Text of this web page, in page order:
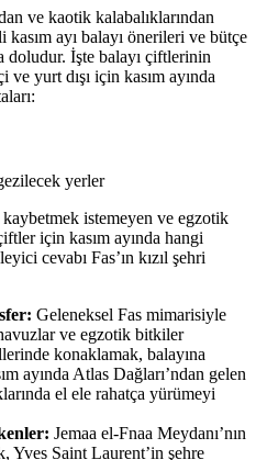
ve kaotik kalabalıklarından
kasım ayı balayı önerileri ve bütçe
doludur. İşte balayı çiftlerinin
yurt dışı için kasım ayında
kaybetmek istemeyen ve egzotik
için kasım ayında hangi
cevabı Fas’ın kızıl şehri
Geleneksel Fas mimarisiyle
ve egzotik bitkiler
konaklamak, balayına
ayında Atlas Dağları’ndan gelen
el ele rahatça yürümeyi
Jemaa el-Fnaa Meydanı’nın
Yves Saint Laurent’in şehre